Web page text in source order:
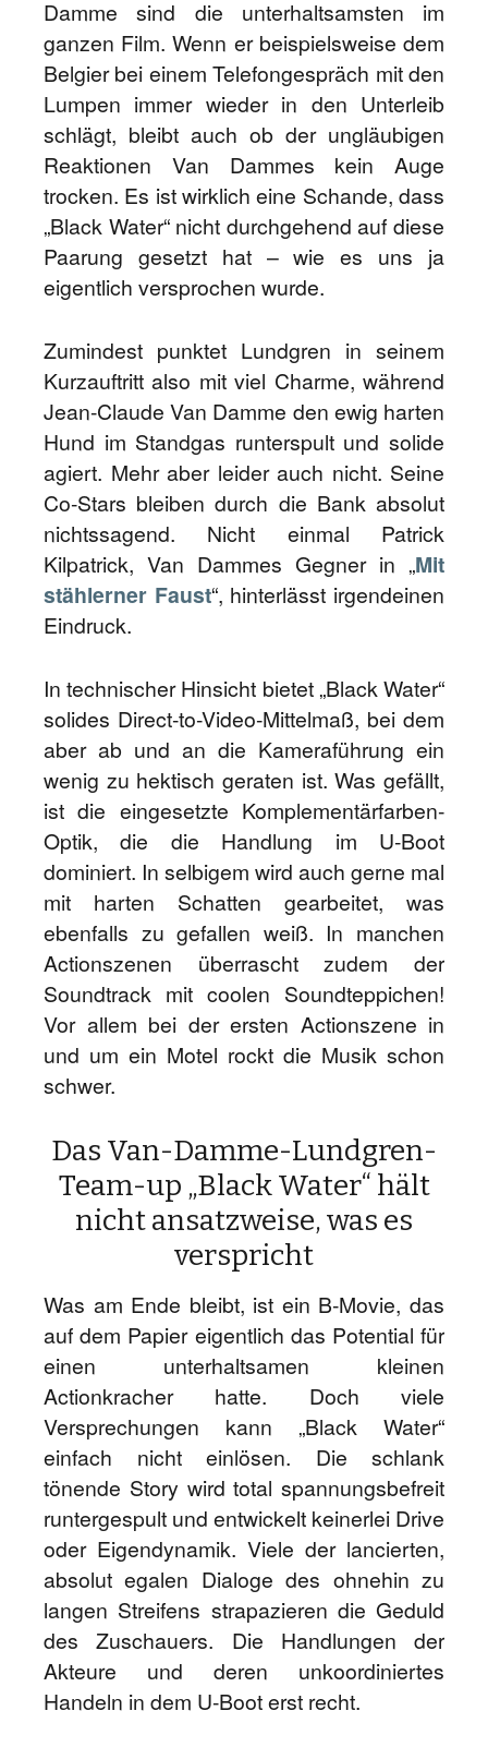
Damme sind die unterhaltsamsten im
ganzen Film. Wenn er beispielsweise dem
Belgier bei einem Telefongespräch mit den
Lumpen immer wieder in den Unterleib
schlägt, bleibt auch ob der ungläubigen
Reaktionen Van Dammes kein Auge
trocken. Es ist wirklich eine Schande, dass
„Black Water“ nicht durchgehend auf diese
Paarung gesetzt hat – wie es uns ja
eigentlich versprochen wurde.
Zumindest punktet Lundgren in seinem
Kurzauftritt also mit viel Charme, während
Jean-Claude Van Damme den ewig harten
Hund im Standgas runterspult und solide
agiert. Mehr aber leider auch nicht. Seine
Co-Stars bleiben durch die Bank absolut
nichtssagend. Nicht einmal Patrick
Kilpatrick, Van Dammes Gegner in „Mit
stählerner Faust“, hinterlässt irgendeinen
Eindruck.
In technischer Hinsicht bietet „Black Water“
solides Direct-to-Video-Mittelmaß, bei dem
aber ab und an die Kameraführung ein
wenig zu hektisch geraten ist. Was gefällt,
ist die eingesetzte Komplementärfarben-
Optik, die die Handlung im U-Boot
dominiert. In selbigem wird auch gerne mal
mit harten Schatten gearbeitet, was
ebenfalls zu gefallen weiß. In manchen
Actionszenen überrascht zudem der
Soundtrack mit coolen Soundteppichen!
Vor allem bei der ersten Actionszene in
und um ein Motel rockt die Musik schon
schwer.
Das Van-Damme-Lundgren-
Team-up „Black Water“ hält
nicht ansatzweise, was es
verspricht
Was am Ende bleibt, ist ein B-Movie, das
auf dem Papier eigentlich das Potential für
einen unterhaltsamen kleinen
Actionkracher hatte. Doch viele
Versprechungen kann „Black Water“
einfach nicht einlösen. Die schlank
tönende Story wird total spannungsbefreit
runtergespult und entwickelt keinerlei Drive
oder Eigendynamik. Viele der lancierten,
absolut egalen Dialoge des ohnehin zu
langen Streifens strapazieren die Geduld
des Zuschauers. Die Handlungen der
Akteure und deren unkoordiniertes
Handeln in dem U-Boot erst recht.